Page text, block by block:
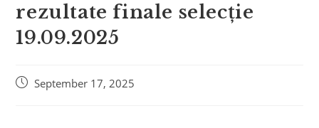
rezultate finale selecție
19.09.2025
September 17, 2025